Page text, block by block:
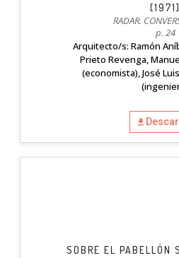
[1971]
RADAR.
p. 24
Arquitecto/s: Ramón
Prieto Revenga,
(economista), José
SOBRE EL PABELLÓN